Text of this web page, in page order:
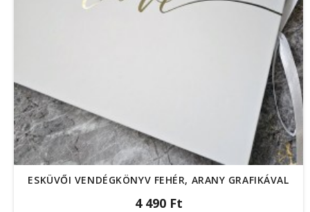
ESKÜVŐI VENDÉGKÖNYV FEHÉR, ARANY GRAFIKÁVAL
4 490 Ft